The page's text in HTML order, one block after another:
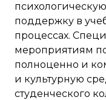
поддержку в
процессах.
мероприятиям
полноценно и
и культурную
студенческого